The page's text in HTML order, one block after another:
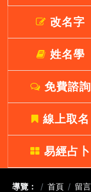
改名字
姓名學
免費諮詢
線上取名
易經占卜
導覽： 首頁 留